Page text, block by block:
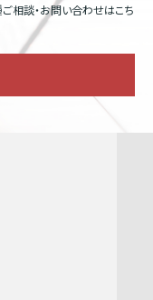
相談・お問い合わせはこち